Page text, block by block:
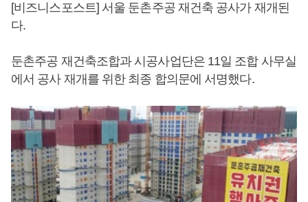
[비즈니스포스트] 서울 둔촌주공 재건축 공사가 재개된
다.
둔촌주공 재건축조합과 시공사업단은 11일 조합 사무실
에서 공사 재개를 위한 최종 합의문에 서명했다.